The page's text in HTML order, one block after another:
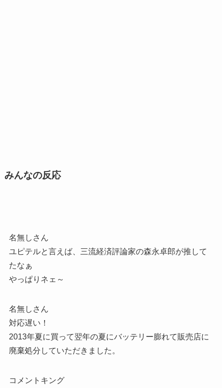
みんなの反応
名無しさん
ユピテルと言えば、三流経済評論家の森永卓郎が推して
たなぁ
やっぱりネェ～
名無しさん
対応遅い！
2013年夏に買って翌年の夏にバッテリー膨れて販売店に
廃棄処分していただきました。
コメントキング